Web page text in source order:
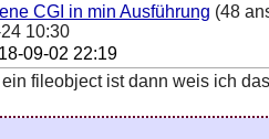
CGI in min Ausführung (48
10:30
09-02 22:19
fileobject ist dann weis ich